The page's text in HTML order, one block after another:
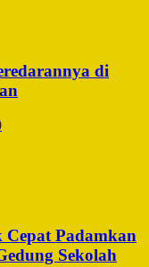
di
Padamkan
Sekolah